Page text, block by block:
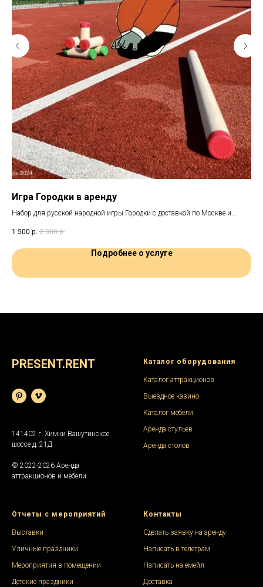
Игра Городки в аренду
Набор для русской народной игры Городки с доставкой по Москве и
1 500 р. 2 000 р.
Подробнее о услуге
PRESENT.RENT
141402 г. Химки Вашутинское
шоссе д. 21Д
© 2022-2026 Аренда
аттракционов и мебели
Каталог оборудования
Каталог аттракционов
Выездное казино
Каталог мебели
Аренда стульев
Аренда столов
Отчеты с мероприятий
Выставки
Уличные праздники
Мероприятия в помещении
Детские праздники
Контакты
Сделать заявку на аренду
Написать в телеграм
Написать на емейл
Доставка